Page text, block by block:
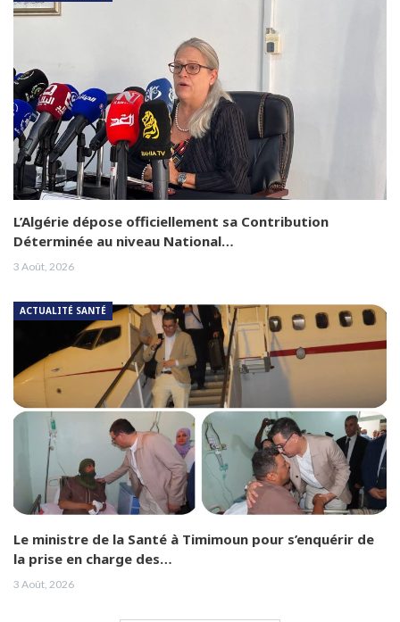
L’Algérie dépose officiellement sa Contribution
Déterminée au niveau National…
3 Août, 2026
ACTUALITÉ SANTÉ
Le ministre de la Santé à Timimoun pour s’enquérir de
la prise en charge des…
3 Août, 2026